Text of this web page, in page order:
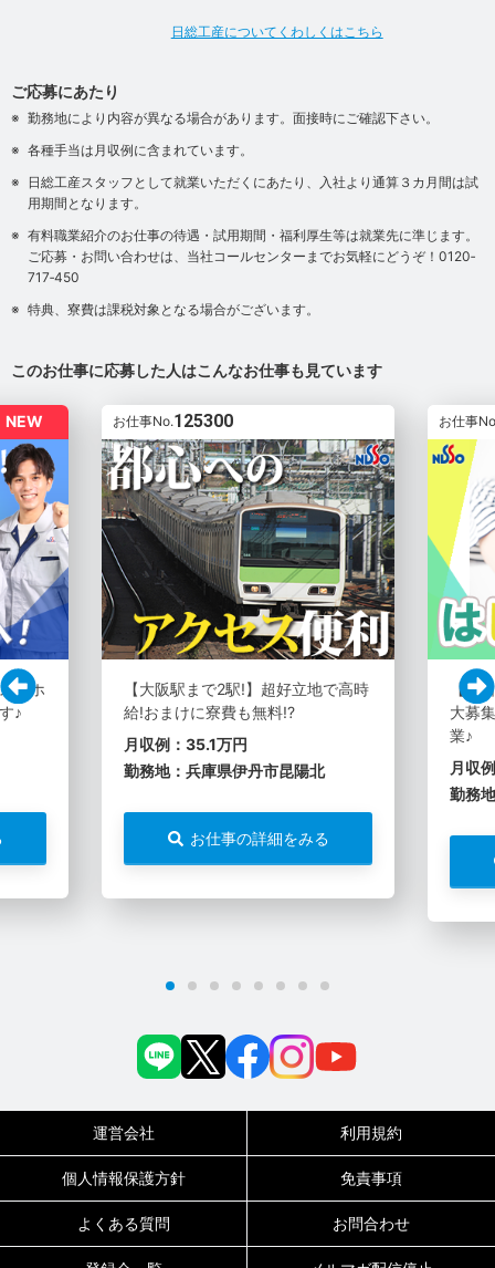
日総工産についてくわしくはこちら
ご応募にあたり
勤務地により内容が異なる場合があります。面接時にご確認下さい。
各種手当は月収例に含まれています。
日総工産スタッフとして就業いただくにあたり、入社より通算３カ月間は試
用期間となります。
有料職業紹介のお仕事の待遇・試用期間・福利厚生等は就業先に準じます。
ご応募・お問い合わせは、当社コールセンターまでお気軽にどうぞ！0120‐
717‐450
特典、寮費は課税対象となる場合がございます。
このお仕事に応募した人はこんなお仕事も見ています
NEW
マホ
♪
お仕事No.125300
【大阪駅まで2駅!】超好立地で高時
給!おまけに寮費も無料!?
月収例：35.1万円
勤務地：兵庫県伊丹市昆陽北
お仕事の詳細をみる
お仕事
【土
大募
業♪
月収
勤務
運営会社 利用規約
個人情報保護方針 免責事項
よくある質問 お問合わせ